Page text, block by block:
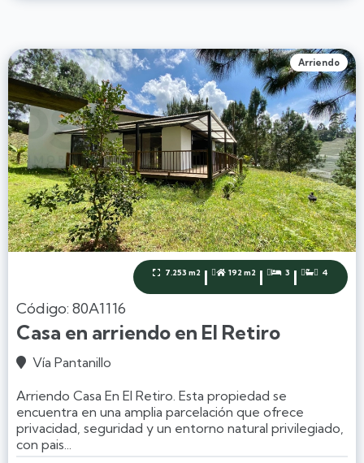
Arriendo
 7.253 m2 |  192 m2 |  3 |  4
Código: 80A1116
Casa en arriendo en El Retiro
 Vía Pantanillo
Arriendo Casa En El Retiro. Esta propiedad se
encuentra en una amplia parcelación que ofrece
privacidad, seguridad y un entorno natural privilegiado,
con pais...